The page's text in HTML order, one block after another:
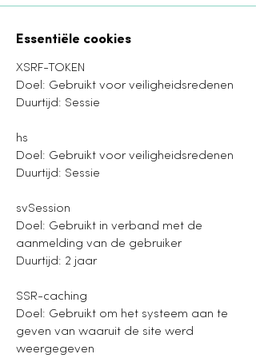
Essentiële cookies
XSRF-TOKEN
Doel: Gebruikt voor veiligheidsredenen
Duurtijd: Sessie
hs
Doel: Gebruikt voor veiligheidsredenen
Duurtijd: Sessie
svSession
Doel: Gebruikt in verband met de
aanmelding van de gebruiker
Duurtijd: 2 jaar
SSR-caching
Doel: Gebruikt om het systeem aan te
geven van waaruit de site werd
weergegeven